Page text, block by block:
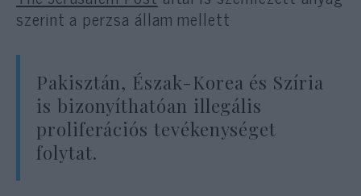
szerint a perzsa állam mellett
Pakisztán, Észak-Korea és Szíria
is bizonyíthatóan illegális
proliferációs tevékenységet
folytat.